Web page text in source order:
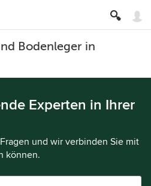
Bodenleger in
Experten in Ihrer
und wir verbinden Sie mit
können.